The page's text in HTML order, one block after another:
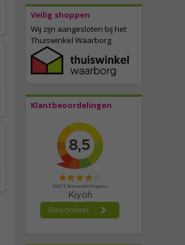
Veilig shoppen
Wij zijn aangesloten bij het
Thuiswinkel Waarborg.
Klantbeoordelingen